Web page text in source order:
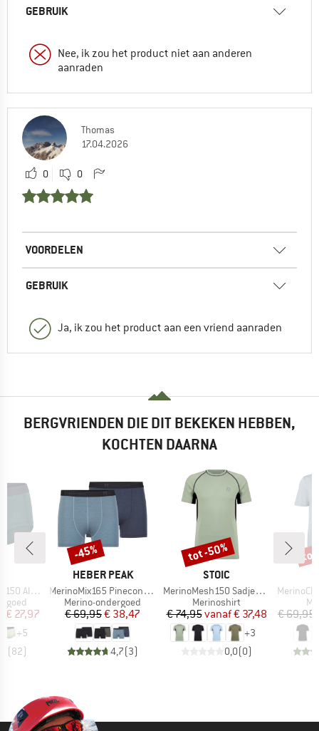
GEBRUIK
Nee, ik zou het product niet aan anderen
aanraden
Thomas
17.04.2026
0 0
VOORDELEN
GEBRUIK
Ja, ik zou het product aan een vriend aanraden
BERGVRIENDEN DIE DIT BEKEKEN HEBBEN,
KOCHTEN DAARNA
Hipster
prijs
€ 27,97
+5
(82)
MERK
HEBER PEAK
Artikel
MerinoMix165 PineconeHe. Boxer 2-Pack
Productgroep
Merino-ondergoed
Prijs
€ 69,95Verlaagde prijs
€ 38,47
4,7(3)
Korting
-45%
MERK
STOIC
Artikel
MerinoMesh150 SadjemSt. S/S
Productgroep
Merinoshirt
Prijs
€ 74,95 Verlaagde prijs
vanaf€ 37,48
+3
0,0(0)
Korting
tot -50%
Artikel
MerinoChill
€ 69,95